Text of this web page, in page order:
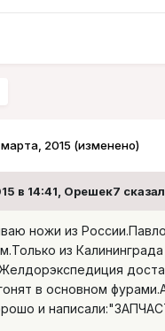
марта, 2015 (изменено)
в 14:41, Орешек7
ножи из
из
в основном
и